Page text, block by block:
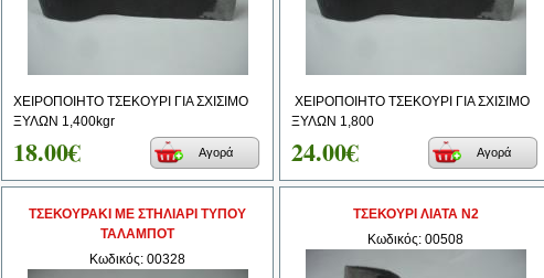
ΧΕΙΡΟΠΟΙΗΤΟ ΤΣΕΚΟΥΡΙ ΓΙΑ ΣΧΙΣΙΜΟ
ΞΥΛΩΝ 1,400kgr
18.00€ Αγορά
ΧΕΙΡΟΠΟΙΗΤΟ ΤΣΕΚΟΥΡΙ ΓΙΑ ΣΧΙΣΙΜΟ
ΞΥΛΩΝ 1,800
24.00€ Αγορά
ΤΣΕΚΟΥΡΑΚΙ ΜΕ ΣΤΗΛΙΑΡΙ ΤΥΠΟΥ
ΤΑΛΑΜΠΟΤ
Κωδικός: 00328
ΤΣΕΚΟΥΡΙ ΛΙΑΤΑ Ν2
Κωδικός: 00508